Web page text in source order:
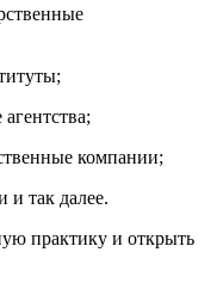
компании;
и так далее.
практику и открыть